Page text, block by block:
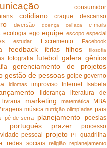
consumidor
cotidiano craque descanso
diversão doença celíaca e-mails
ecologia ego equipe escopo especial
estudar Excremento Facebook
feedback férias filhos filosofia
fotografia futebol galera gênios
gerenciamento de projetos
gestão de pessoas golpe governo
idiomas improviso Internet Isabela
liderança
literatura de
livraria marketing matemática
MBA
música nutrição olimpíadas pais
pé-de-serra planejamento
poesias
português prazer
processo
pessoal
projeto PT quadrilha
redes sociais religião replanejamento